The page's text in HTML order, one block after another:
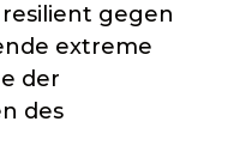
gegen
extreme
der
des